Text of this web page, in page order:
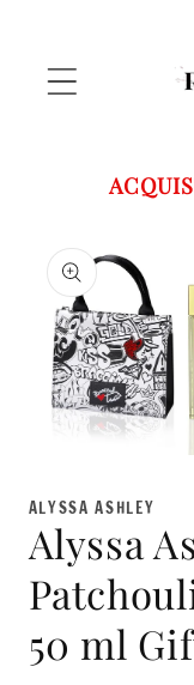
Passa alle
informazioni
sul prodotto
multimediali
1
in
finestra
modale
ALYSSA ASHLEY
Alyssa
50 ml